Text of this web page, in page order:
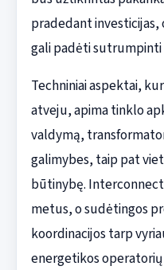
pradedant
gali padėti sutrumpinti
Techniniai aspektai,
atveju, apima tinklo
valdymą,
galimybes, taip pat
būtinybę.
metus, o sudėtingos
koordinacijos tarp
energetikos